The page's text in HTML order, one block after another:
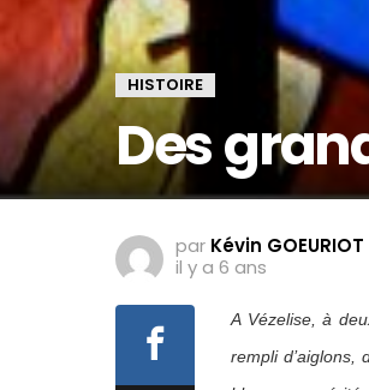
HISTOIRE
Des
par Kévin GOEURIOT
il y a 6 ans
A Vézelise, à
rempli d’aiglons,